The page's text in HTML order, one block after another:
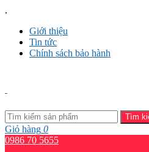
.
Giới thiệu
Tin tức
Chính sách bảo hành
Tìm
Giỏ hàng 0
0986 70 5655